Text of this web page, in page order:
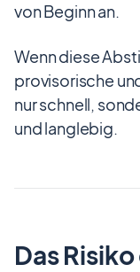
von Beginn an.
Wenn diese
provisorische
nur schnell,
und langlebig.
Das